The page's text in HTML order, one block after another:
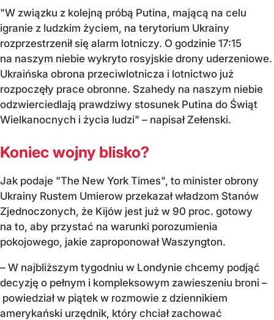
"W związku z kolejną próbą Putina, mającą na celu
igranie z ludzkim życiem, na terytorium Ukrainy
rozprzestrzenił się alarm lotniczy. O godzinie 17:15
na naszym niebie wykryto rosyjskie drony uderzeniowe.
Ukraińska obrona przeciwlotnicza i lotnictwo już
rozpoczęły prace obronne. Szahedy na naszym niebie
odzwierciedlają prawdziwy stosunek Putina do Świąt
Wielkanocnych i życia ludzi" – napisał Zełenski.
Koniec wojny blisko?
Jak podaje "The New York Times", to minister obrony
Ukrainy Rustem Umierow przekazał władzom Stanów
Zjednoczonych, że Kijów jest już w 90 proc. gotowy
na to, aby przystać na warunki porozumienia
pokojowego, jakie zaproponował Waszyngton.
– W najbliższym tygodniu w Londynie chcemy podjąć
decyzję o pełnym i kompleksowym zawieszeniu broni –
powiedział w piątek w rozmowie z dziennikiem
amerykański urzędnik, który chciał zachować